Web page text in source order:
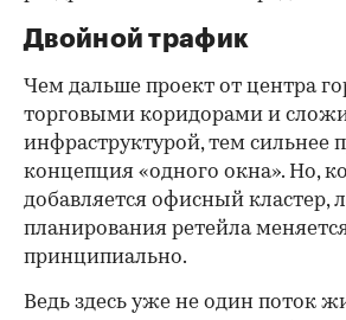
Двойной трафик
Чем дальше проект от центра
торговыми коридорами и
инфраструктурой, тем сильнее
концепция «одного окна». Но,
добавляется офисный кластер,
планирования ретейла
принципиально.
Ведь здесь уже не один поток